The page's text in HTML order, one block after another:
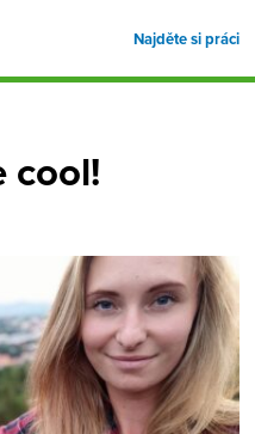
Najděte si práci
cool!